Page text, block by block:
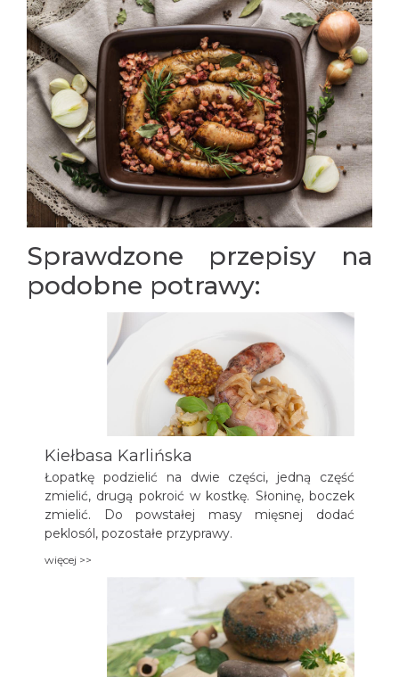
Sprawdzone przepisy na
podobne potrawy:
Kiełbasa Karlińska
Łopatkę podzielić na dwie części, jedną część
zmielić, drugą pokroić w kostkę. Słoninę, boczek
zmielić. Do powstałej masy mięsnej dodać
peklosól, pozostałe przyprawy.
więcej >>